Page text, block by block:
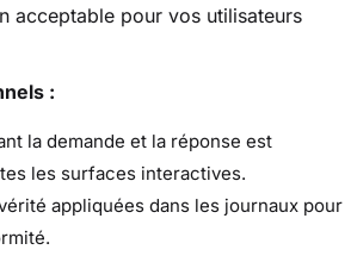
acceptable pour vos utilisateurs
:
la demande et la réponse est
les surfaces interactives.
appliquées dans les journaux pour